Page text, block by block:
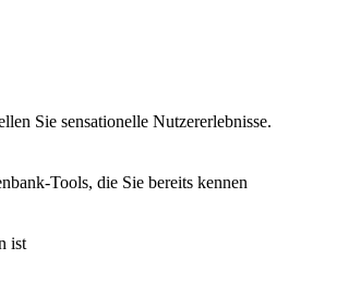
Sie sensationelle Nutzererlebnisse.
Tools, die Sie bereits kennen
ist